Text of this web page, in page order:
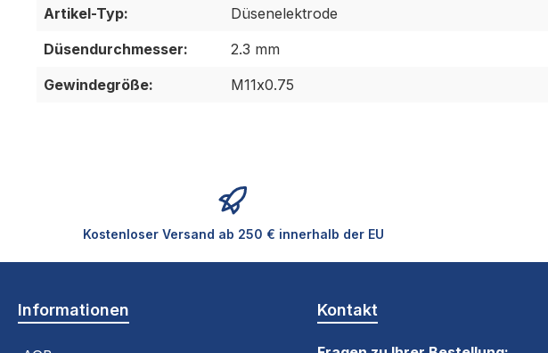
Artikel-Typ:
Düsenelektrode
Düsendurchmesser:
2.3 mm
Gewindegröße:
M11x0.75
Kostenloser Versand ab 250 € innerhalb der EU
Informationen Kontakt